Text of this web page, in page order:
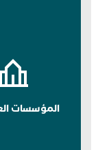
المؤسسات